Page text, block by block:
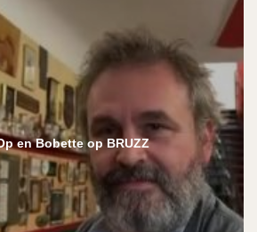
en Bobette op BRUZZ